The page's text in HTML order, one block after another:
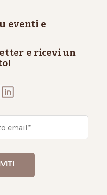
eventi e
e ricevi un